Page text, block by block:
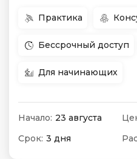
Практика
Бессрочный доступ
Для начинающих
Начало: 23 августа
Срок: 3 дня